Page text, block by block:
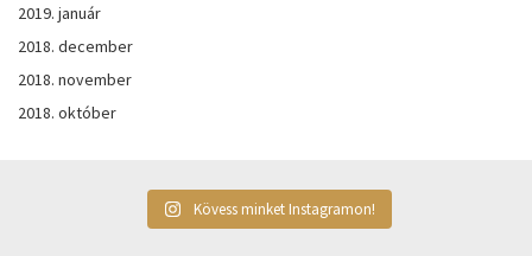
2019. január
2018. december
2018. november
2018. október
Kövess minket Instagramon!